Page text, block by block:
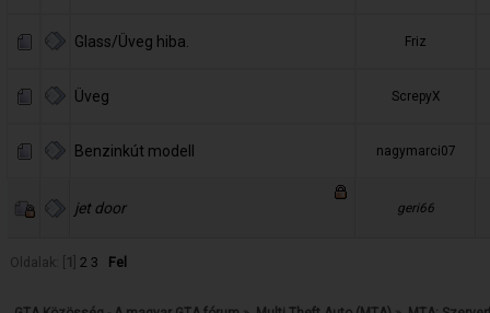
Glass/Üveg hiba. Friz
Üveg ScrepyX
Benzinkút modell nagymarci07
jet door geri66
Oldalak: [ 1 2 3 Fel